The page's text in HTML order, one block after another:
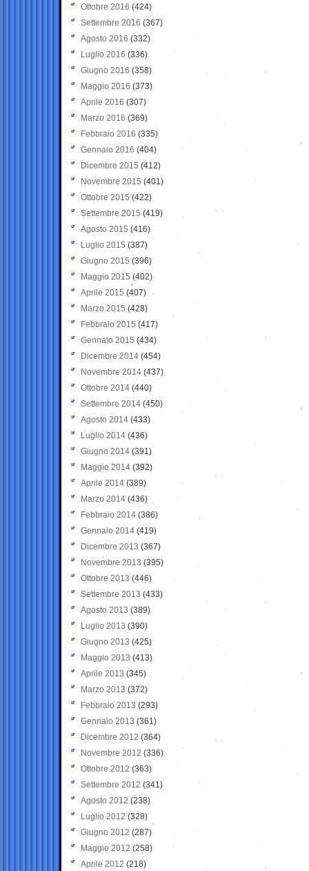
Ottobre 2016 (424)
Settembre 2016 (367)
Agosto 2016 (332)
Luglio 2016 (336)
Giugno 2016 (358)
Maggio 2016 (373)
Aprile 2016 (307)
Marzo 2016 (369)
Febbraio 2016 (335)
Gennaio 2016 (404)
Dicembre 2015 (412)
Novembre 2015 (401)
Ottobre 2015 (422)
Settembre 2015 (419)
Agosto 2015 (416)
Luglio 2015 (387)
Giugno 2015 (396)
Maggio 2015 (402)
Aprile 2015 (407)
Marzo 2015 (428)
Febbraio 2015 (417)
Gennaio 2015 (434)
Dicembre 2014 (454)
Novembre 2014 (437)
Ottobre 2014 (440)
Settembre 2014 (450)
Agosto 2014 (433)
Luglio 2014 (436)
Giugno 2014 (391)
Maggio 2014 (392)
Aprile 2014 (389)
Marzo 2014 (436)
Febbraio 2014 (386)
Gennaio 2014 (419)
Dicembre 2013 (367)
Novembre 2013 (395)
Ottobre 2013 (446)
Settembre 2013 (433)
Agosto 2013 (389)
Luglio 2013 (390)
Giugno 2013 (425)
Maggio 2013 (413)
Aprile 2013 (345)
Marzo 2013 (372)
Febbraio 2013 (293)
Gennaio 2013 (361)
Dicembre 2012 (364)
Novembre 2012 (336)
Ottobre 2012 (363)
Settembre 2012 (341)
Agosto 2012 (238)
Luglio 2012 (328)
Giugno 2012 (287)
Maggio 2012 (258)
Aprile 2012 (218)